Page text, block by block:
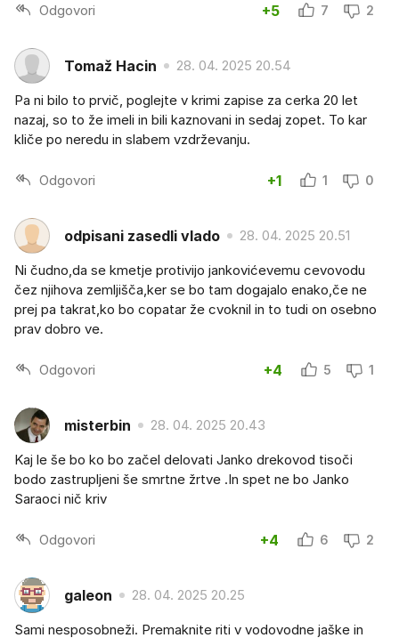
Odgovori +5 7 2
Tomaž Hacin 28. 04. 2025 20.54
Pa ni bilo to prvič, poglejte v krimi zapise za cerka 20 let
nazaj, so to že imeli in bili kaznovani in sedaj zopet. To kar
kliče po neredu in slabem vzdrževanju.
Odgovori +1 1 0
odpisani zasedli vlado 28. 04. 2025 20.51
Ni čudno,da se kmetje protivijo jankovićevemu cevovodu
čez njihova zemljišča,ker se bo tam dogajalo enako,če ne
prej pa takrat,ko bo copatar že cvoknil in to tudi on osebno
prav dobro ve.
Odgovori +4 5 1
misterbin 28. 04. 2025 20.43
Kaj le še bo ko bo začel delovati Janko drekovod tisoči
bodo zastrupljeni še smrtne žrtve .In spet ne bo Janko
Saraoci nič kriv
Odgovori +4 6 2
galeon 28. 04. 2025 20.25
Sami nesposobneži. Premaknite riti v vodovodne jaške in